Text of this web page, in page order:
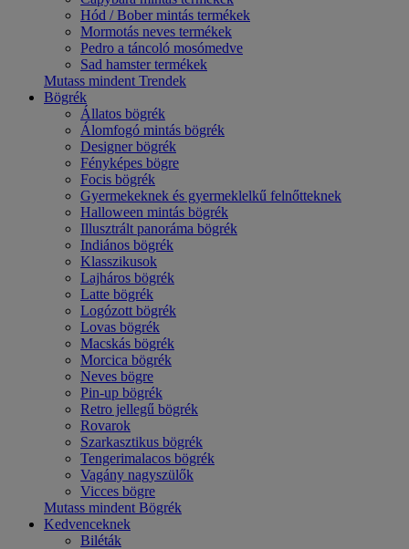
Hód / Bober mintás termékek
Mormotás neves termékek
Pedro a táncoló mosómedve
Sad hamster termékek
Mutass mindent Trendek
Bögrék
Állatos bögrék
Álomfogó mintás bögrék
Designer bögrék
Fényképes bögre
Focis bögrék
Gyermekeknek és gyermeklelkű felnőtteknek
Halloween mintás bögrék
Illusztrált panoráma bögrék
Indiános bögrék
Klasszikusok
Lajháros bögrék
Latte bögrék
Logózott bögrék
Lovas bögrék
Macskás bögrék
Morcica bögrék
Neves bögre
Pin-up bögrék
Retro jellegű bögrék
Rovarok
Szarkasztikus bögrék
Tengerimalacos bögrék
Vagány nagyszülők
Vicces bögre
Mutass mindent Bögrék
Kedvenceknek
Biléták